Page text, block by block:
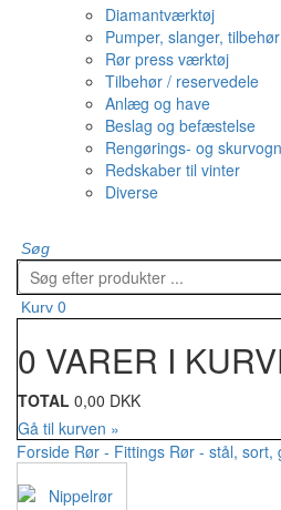
Diamantværktøj
Pumper, slanger, tilbehør
Rør press værktøj
Tilbehør / reservedele
Anlæg og have
Beslag og befæstelse
Rengørings- og
Redskaber til vinter
Diverse
Søg
Kurv 0
0 VARER I
TOTAL 0,00 DKK
Gå til kurven »
Forside Rør - Fittings Rør - stål, sort,